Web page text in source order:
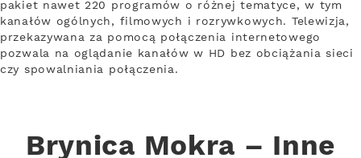
pakiet nawet 220 programów o różnej tematyce, w tym
kanałów ogólnych, filmowych i rozrywkowych. Telewizja,
przekazywana za pomocą połączenia internetowego
pozwala na oglądanie kanałów w HD bez obciążania sieci
czy spowalniania połączenia.
Brynica Mokra – Inne